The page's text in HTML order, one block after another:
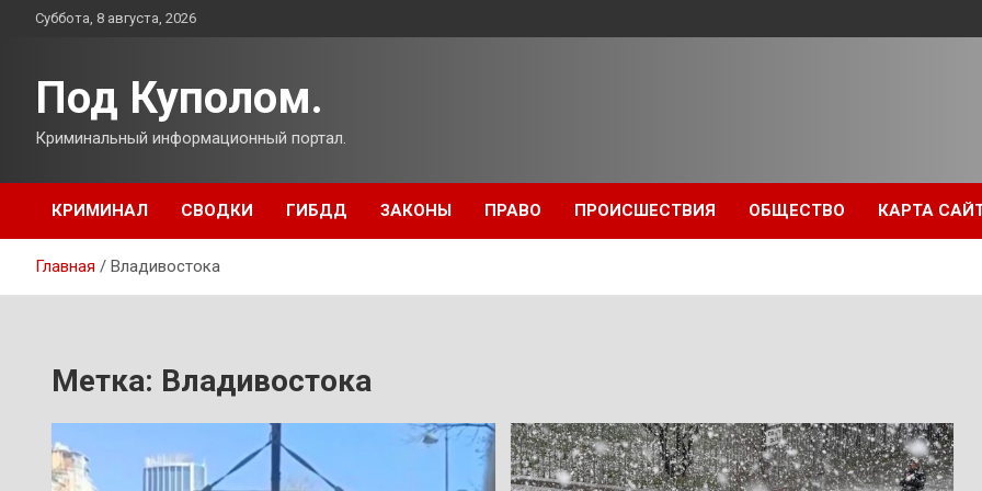
ПерейтиСуббота, 8 августа, 2026
Под Куполом.
Криминальный информационный портал.
КРИМИНАЛ СВОДКИ ГИБДД ЗАКОНЫ ПРАВО ПРОИСШЕСТВИЯ ОБЩЕСТВО КАРТА
Главная Владивостока
Метка: Владивостока